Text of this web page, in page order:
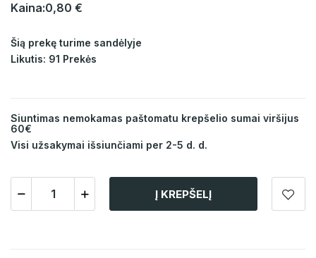
Kaina:0,80 €
Šią prekę turime sandėlyje
Likutis: 91 Prekės
Siuntimas nemokamas paštomatu krepšelio sumai viršijus
60€
Visi užsakymai išsiunčiami per 2-5 d. d.
Į KREPŠELĮ